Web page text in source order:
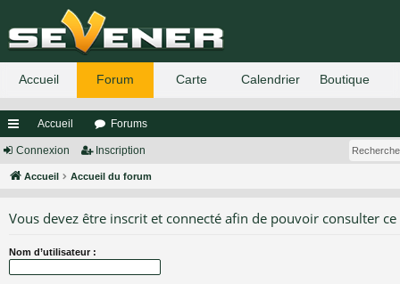
ac
co
s
Accueil Forums
Connexion Inscription
Accueil Accueil du forum
Vous devez être inscrit et connecté afin de pouvoir consulter
Nom d’utilisateur :